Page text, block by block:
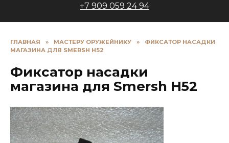
+7 909 059 24 94
ГЛАВНАЯ » МАСТЕРУ ОРУЖЕЙНИКУ »
ФИКСАТОР НАСАДКИ
МАГАЗИНА ДЛЯ SMERSH H52
Фиксатор насадки
магазина для Smersh H52